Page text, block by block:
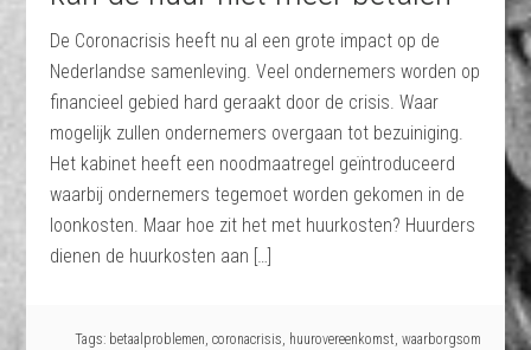
De Coronacrisis heeft nu al een grote impact op de
Nederlandse samenleving. Veel ondernemers worden op
financieel gebied hard geraakt door de crisis. Waar
mogelijk zullen ondernemers overgaan tot bezuiniging.
Het kabinet heeft een noodmaatregel geïntroduceerd
waarbij ondernemers tegemoet worden gekomen in de
loonkosten. Maar hoe zit het met huurkosten? Huurders
dienen de huurkosten aan […]
Tags: betaalproblemen, coronacrisis, huurovereenkomst, waarborgsom